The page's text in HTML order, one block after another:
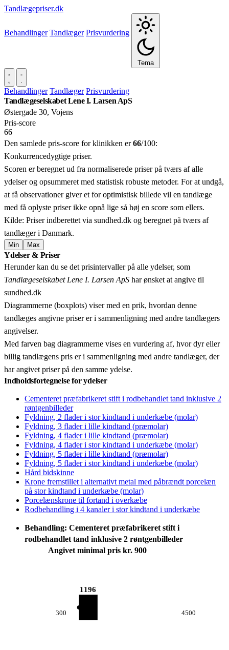
Tandlægepriser.dk
Behandlinger Tandlæger Prisvurdering
Tema
Behandlinger Tandlæger Prisvurdering
Tandlægeselskabet Lene I. Larsen ApS
Østergade 30, Vojens
Pris‑score
66
Den samlede pris-score for klinikken er66/100:
Konkurrencedygtige priser.
Scoren er beregnet ud fra normaliserede priser på tværs af alle
ydelser og opsummeret med statistisk robuste metoder. For at undgå,
at få observationer giver et for optimistisk billede vil en tandlæge
med få oplyste priser ikke opnå lige så høj en score som ellers.
Kilde: Priser indberettet via sundhed.dk og beregnet på tværs af
tandlæger i Danmark.
Min Max
+
−
Ydelser & Priser
Herunder kan du se det prisintervaller på alle ydelser, som
Tandlægeselskabet Lene I. Larsen ApS har ønsket at angive til
sundhed.dk
Diagrammerne (boxplots) viser med en prik, hvordan denne
tandlæges angivne priser er i sammenligning med andre tandlægers
angivelser.
Med farven bag diagrammerne vises en vurdering af, hvor dyr eller
billig tandlægens pris er i sammenligning med andre tandlæger, der
har angivet priser på den samme ydelse.
Indholdsfortegnelse for ydelser
Cementeret præfabrikeret stift i rodbehandlet tand inklusive 2
røntgenbilleder
Fyldning, 2 flader i stor kindtand i underkæbe (molar)
Fyldning, 3 flader i lille kindtand (præmolar)
Fyldning, 4 flader i lille kindtand (præmolar)
Fyldning, 4 flader i stor kindtand i underkæbe (molar)
Fyldning, 5 flader i lille kindtand (præmolar)
Fyldning, 5 flader i stor kindtand i underkæbe (molar)
Hård bidskinne
Krone fremstillet i alternativt metal med påbrændt porcelæn
på stor kindtand i underkæbe (molar)
Porcelænskrone til fortand i overkæbe
Rodbehandling i 4 kanaler i stor kindtand i underkæbe
Behandling: Cementeret præfabrikeret stift i
rodbehandlet tand inklusive 2 røntgenbilleder
Angivet minimal pris kr. 900
300
1196
4500